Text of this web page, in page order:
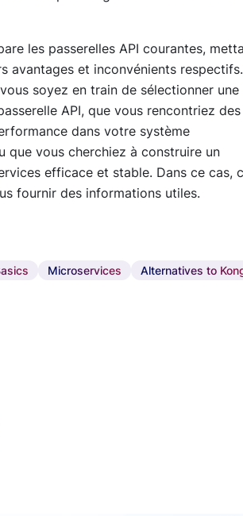
les passerelles API courantes,
avantages et inconvénients respectifs.
soyez en train de sélectionner une
API, que vous rencontriez des
dans votre système
que vous cherchiez à construire un
efficace et stable. Dans ce cas,
fournir des informations utiles.
Microservices Alternatives to